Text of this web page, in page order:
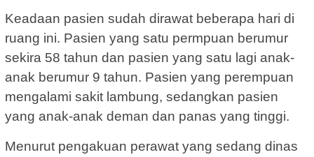
Keadaan pasien sudah dirawat beberapa hari di
ruang ini. Pasien yang satu permpuan berumur
sekira 58 tahun dan pasien yang satu lagi anak-
anak berumur 9 tahun. Pasien yang perempuan
mengalami sakit lambung, sedangkan pasien
yang anak-anak deman dan panas yang tinggi.
Menurut pengakuan perawat yang sedang dinas